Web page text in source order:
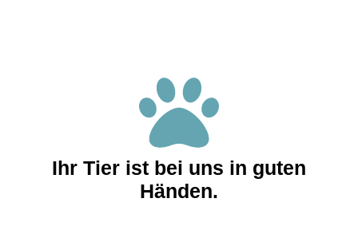
Ihr Tier ist bei uns in guten
Händen.